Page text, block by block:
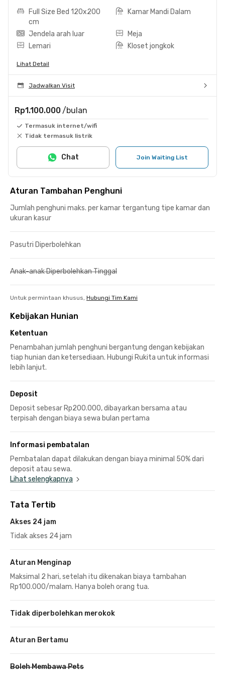
Full Size Bed 120x200
cm
Kamar Mandi Dalam
Jendela arah luar
Meja
Lemari
Kloset jongkok
Lihat Detail
Jadwalkan Visit
Rp1.100.000 /bulan
Termasuk internet/wifi
Tidak termasuk listrik
Join Waiting List
Chat
Aturan Tambahan Penghuni
Jumlah penghuni maks. per kamar tergantung tipe kamar dan
ukuran kasur
Pasutri Diperbolehkan
Anak-anak Diperbolehkan Tinggal
Untuk permintaan khusus, Hubungi Tim Kami
Kebijakan Hunian
Ketentuan
Penambahan jumlah penghuni bergantung dengan kebijakan
tiap hunian dan ketersediaan. Hubungi Rukita untuk informasi
lebih lanjut.
Deposit
Deposit sebesar Rp200.000, dibayarkan bersama atau
terpisah dengan biaya sewa bulan pertama
Informasi pembatalan
Pembatalan dapat dilakukan dengan biaya minimal 50% dari
deposit atau sewa.
Lihat selengkapnya
Tata Tertib
Akses 24 jam
Tidak akses 24 jam
Aturan Menginap
Maksimal 2 hari, setelah itu dikenakan biaya tambahan
Rp100.000/malam. Hanya boleh orang tua.
Tidak diperbolehkan merokok
Aturan Bertamu
Boleh Membawa Pets